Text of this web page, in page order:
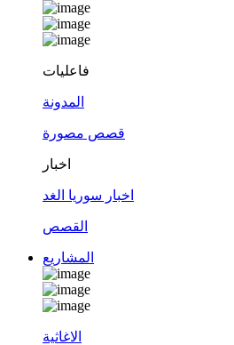
فاعليات
المدونة
قصص مصورة
اخبار
اخبار سوريا الغد
القصص
المشاريع
الاغاثية